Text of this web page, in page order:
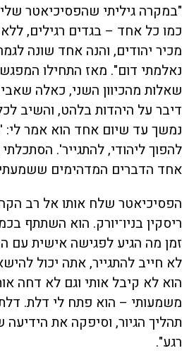
"במקרה גיליתי שהפסיכיאטר
כמו כל אחד – בגדים רגילים,
מכיר יהודים, והנה אחד שונה
נאלמתי דום". מאז התחילו
שאלות מהכיוון השני, כאלה
דיבר על היהדות בלהט, והשיב
נמשך עד שיום אחד הוא אמר לי:
להפוך ליהודי, להתגייר'.
אחד הדברים המדהימים
הפסיכיאטר שלח אותו אל רב
ריסקין בניו־יורק. הוא השתתף
זמן מה הגיע לפגישה אישית עם
לא חייב להתגייר, אתה יכול
הוא לא קיבל אותי וגם לא דחה
משמעותי – הוא פתח לי דלת.
תהליך הגיור, וסיפקה את
רגע".